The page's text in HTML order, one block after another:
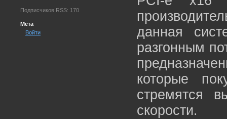
Подписчиков RSS: 170
Мета
Войти
данная
разгонным
которые
стремятся
скорости.